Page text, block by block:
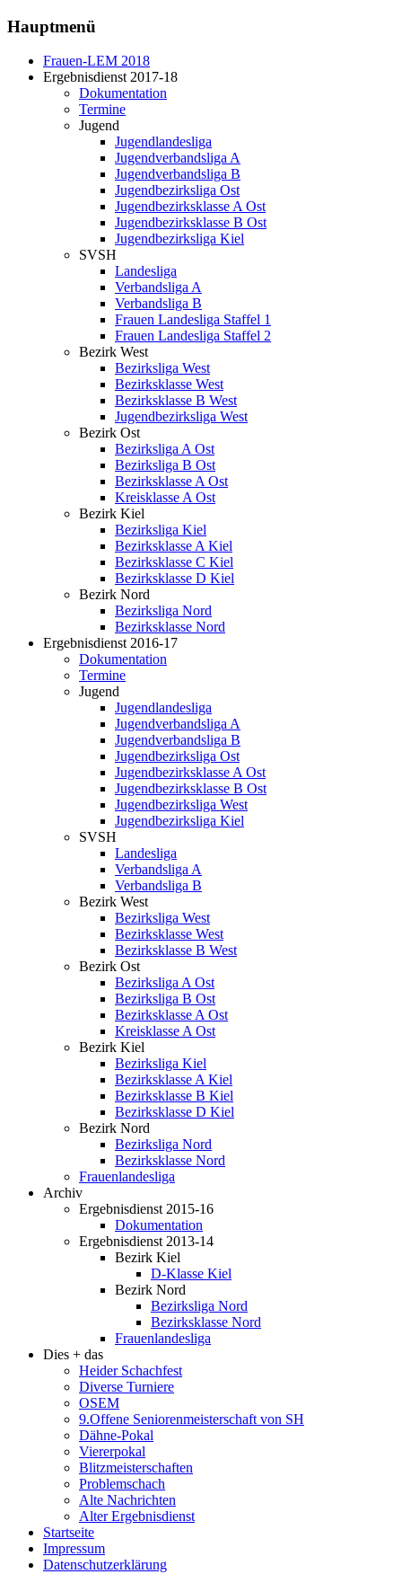
Hauptmenü
Frauen-LEM 2018
Ergebnisdienst 2017-18
Dokumentation
Termine
Jugend
Jugendlandesliga
Jugendverbandsliga A
Jugendverbandsliga B
Jugendbezirksliga Ost
Jugendbezirksklasse A Ost
Jugendbezirksklasse B Ost
Jugendbezirksliga Kiel
SVSH
Landesliga
Verbandsliga A
Verbandsliga B
Frauen Landesliga Staffel 1
Frauen Landesliga Staffel 2
Bezirk West
Bezirksliga West
Bezirksklasse West
Bezirksklasse B West
Jugendbezirksliga West
Bezirk Ost
Bezirksliga A Ost
Bezirksliga B Ost
Bezirksklasse A Ost
Kreisklasse A Ost
Bezirk Kiel
Bezirksliga Kiel
Bezirksklasse A Kiel
Bezirksklasse C Kiel
Bezirksklasse D Kiel
Bezirk Nord
Bezirksliga Nord
Bezirksklasse Nord
Ergebnisdienst 2016-17
Dokumentation
Termine
Jugend
Jugendlandesliga
Jugendverbandsliga A
Jugendverbandsliga B
Jugendbezirksliga Ost
Jugendbezirksklasse A Ost
Jugendbezirksklasse B Ost
Jugendbezirksliga West
Jugendbezirksliga Kiel
SVSH
Landesliga
Verbandsliga A
Verbandsliga B
Bezirk West
Bezirksliga West
Bezirksklasse West
Bezirksklasse B West
Bezirk Ost
Bezirksliga A Ost
Bezirksliga B Ost
Bezirksklasse A Ost
Kreisklasse A Ost
Bezirk Kiel
Bezirksliga Kiel
Bezirksklasse A Kiel
Bezirksklasse B Kiel
Bezirksklasse D Kiel
Bezirk Nord
Bezirksliga Nord
Bezirksklasse Nord
Frauenlandesliga
Archiv
Ergebnisdienst 2015-16
Dokumentation
Ergebnisdienst 2013-14
Bezirk Kiel
D-Klasse Kiel
Bezirk Nord
Bezirksliga Nord
Bezirksklasse Nord
Frauenlandesliga
Dies + das
Heider Schachfest
Diverse Turniere
OSEM
9.Offene Seniorenmeisterschaft von SH
Dähne-Pokal
Viererpokal
Blitzmeisterschaften
Problemschach
Alte Nachrichten
Alter Ergebnisdienst
Startseite
Impressum
Datenschutzerklärung